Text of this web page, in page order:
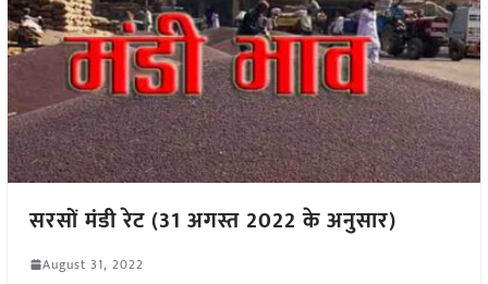
सरसों मंडी रेट (31 अगस्त 2022 के अनुसार)
August 31, 2022